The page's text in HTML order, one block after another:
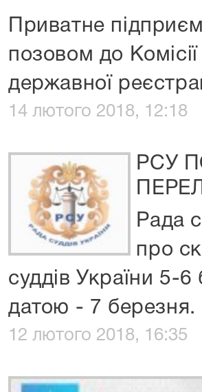
Приватне
позовом до
державної
14 лютого 2018, 12:18
РСУ
Рада
про
суддів України 5-
датою - 7 березня.
12 лютого 2018, 16:35